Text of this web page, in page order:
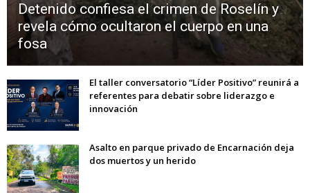
Detenido confiesa el crimen de Roselín y
revela cómo ocultaron el cuerpo en una
fosa
El taller conversatorio “Líder Positivo” reunirá a
referentes para debatir sobre liderazgo e
innovación
Asalto en parque privado de Encarnación deja
dos muertos y un herido